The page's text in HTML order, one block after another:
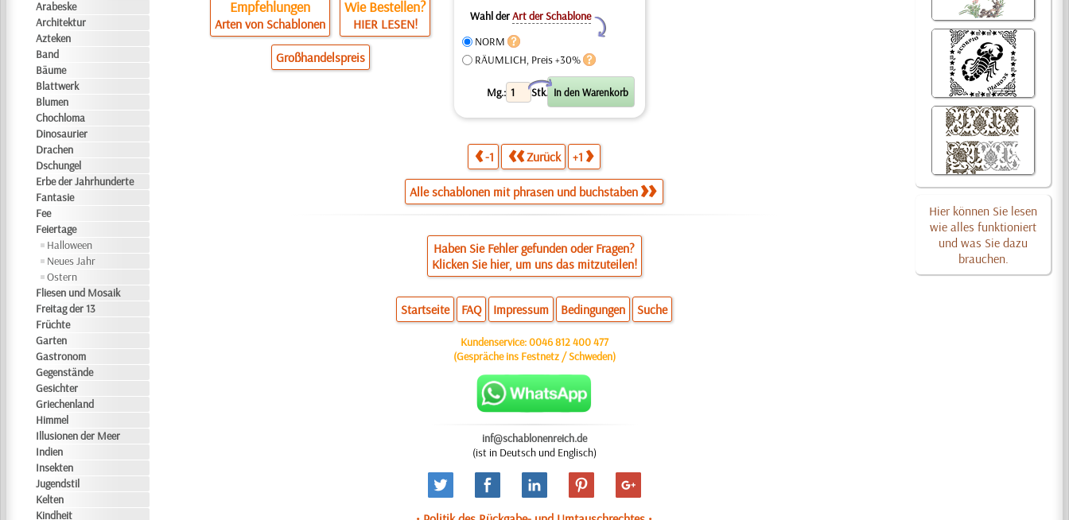
Arabeske
Architektur
Azteken
Band
Bäume
Blattwerk
Blumen
Chochloma
Dinosaurier
Drachen
Dschungel
Erbe der Jahrhunderte
Fantasie
Fee
Feiertage
Halloween
Neues Jahr
Ostern
Fliesen und Mosaik
Freitag der 13
Früchte
Garten
Gastronom
Gegenstände
Gesichter
Griechenland
Himmel
Illusionen der Meer
Indien
Insekten
Jugendstil
Kelten
Kindheit
Hier können Sie lesen
wie alles funktioniert
und was Sie dazu
brauchen.
Empfehlungen
Arten von Schablonen
Wie Bestellen?
HIER LESEN!
Großhandelspreis
Wahl derArt der Schablone
Y
NORM
RÄUMLICH, Preis +30%
Mg.: Stk.
X
-1 Zurück +1
Alle schablonen mit phrasen und buchstaben
Haben Sie Fehler gefunden oder Fragen?
Klicken Sie hier, um uns das mitzuteilen!
Startseite FAQ Impressum Bedingungen Suche
Kundenservice:0046 812 400 477
(Gespräche ins Festnetz / Schweden)
inf@schablonenreich.de
(ist in Deutsch und Englisch)